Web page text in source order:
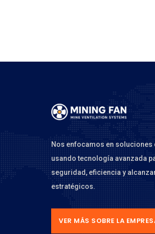
Nos enfocamos en soluciones
usando tecnología avanzada
seguridad, eficiencia y
estratégicos.
VER MÁS SOBRE LA